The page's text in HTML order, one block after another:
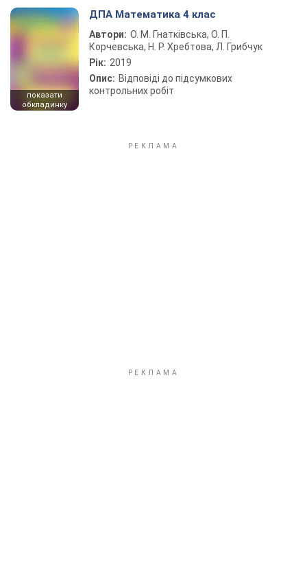
показати
обкладинку
ДПА Математика 4 клас
Автори: О. М. Гнатківська, О. П.
Корчевська, Н. Р. Хребтова, Л. Грибчук
Рік: 2019
Опис: Відповіді до підсумкових
контрольних робіт